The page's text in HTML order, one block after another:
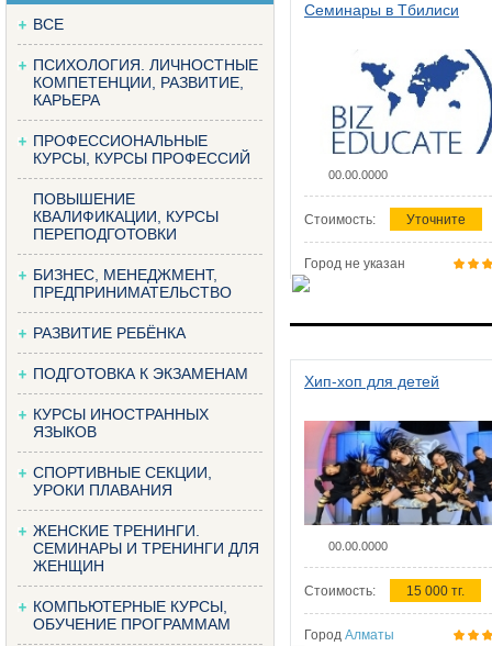
ВСЕ
ПСИХОЛОГИЯ. ЛИЧНОСТНЫЕ
КОМПЕТЕНЦИИ, РАЗВИТИЕ,
КАРЬЕРА
ПРОФЕССИОНАЛЬНЫЕ
КУРСЫ, КУРСЫ ПРОФЕССИЙ
ПОВЫШЕНИЕ
КВАЛИФИКАЦИИ, КУРСЫ
ПЕРЕПОДГОТОВКИ
БИЗНЕС, МЕНЕДЖМЕНТ,
ПРЕДПРИНИМАТЕЛЬСТВО
РАЗВИТИЕ РЕБЁНКА
ПОДГОТОВКА К ЭКЗАМЕНАМ
КУРСЫ ИНОСТРАННЫХ
ЯЗЫКОВ
СПОРТИВНЫЕ СЕКЦИИ,
УРОКИ ПЛАВАНИЯ
ЖЕНСКИЕ ТРЕНИНГИ.
СЕМИНАРЫ И ТРЕНИНГИ ДЛЯ
ЖЕНЩИН
КОМПЬЮТЕРНЫЕ КУРСЫ,
ОБУЧЕНИЕ ПРОГРАММАМ
Семинары в Тбилиси
00.00.0000
Стоимость: Уточните
Город не указан
Хип-хоп для детей
00.00.0000
Стоимость: 15 000 тг.
Город Алматы